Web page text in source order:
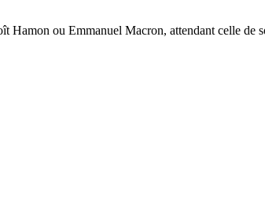
Hamon ou Emmanuel Macron, attendant celle de